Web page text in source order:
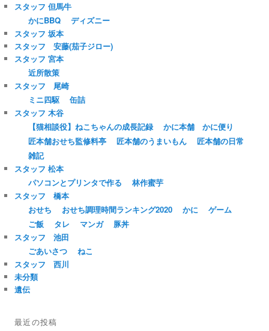
スタッフ 但馬牛
かにBBQ
ディズニー
スタッフ 坂本
スタッフ 安藤(茄子ジロー)
スタッフ 宮本
近所散策
スタッフ 尾崎
ミニ四駆
缶詰
スタッフ 木谷
【猫相談役】ねこちゃんの成長記録
かに本舗 かに便り
匠本舗おせち監修料亭
匠本舗のうまいもん
匠本舗の日常
雑記
スタッフ 松本
パソコンとプリンタで作る
林作蜜芋
スタッフ 橋本
おせち
おせち調理時間ランキング2020 かに
ゲーム
ご飯
タレ マンガ
豚丼
スタッフ 池田
ごあいさつ
ねこ
スタッフ 西川
未分類
遺伝
最近の投稿